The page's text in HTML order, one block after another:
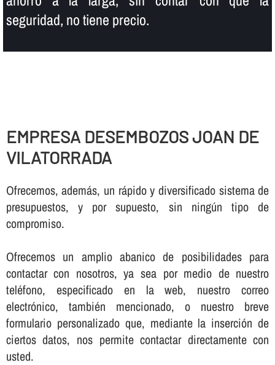
seguridad, no tiene precio.
EMPRESA DESEMBOZOS JOAN DE
VILATORRADA
Ofrecemos, además, un rápido y diversificado sistema de
presupuestos, y por supuesto, sin ningún tipo de
compromiso.
Ofrecemos un amplio abanico de posibilidades para
contactar con nosotros, ya sea por medio de nuestro
teléfono, especificado en la web, nuestro correo
electrónico, también mencionado, o nuestro breve
formulario personalizado que, mediante la inserción de
ciertos datos, nos permite contactar directamente con
usted.